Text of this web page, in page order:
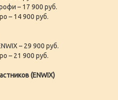
– 17 900 руб.
– 14 900 руб.
– 29 900 руб.
– 21 900 руб.
(ENWIX)